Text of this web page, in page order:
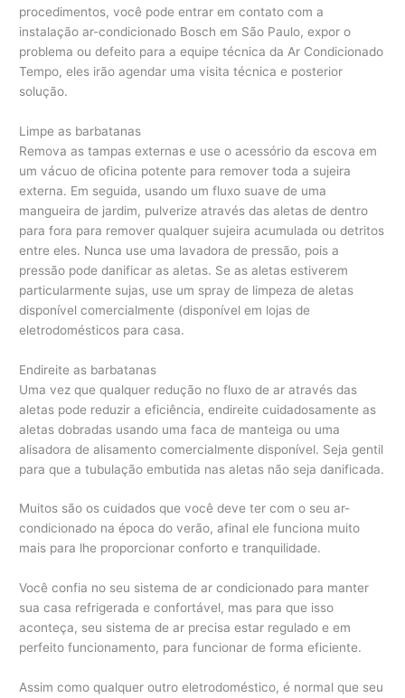
procedimentos, você pode entrar em contato com a
instalação ar-condicionado Bosch em São Paulo, expor o
problema ou defeito para a equipe técnica da Ar Condicionado
Tempo, eles irão agendar uma visita técnica e posterior
solução.
Limpe as barbatanas
Remova as tampas externas e use o acessório da escova em
um vácuo de oficina potente para remover toda a sujeira
externa. Em seguida, usando um fluxo suave de uma
mangueira de jardim, pulverize através das aletas de dentro
para fora para remover qualquer sujeira acumulada ou detritos
entre eles. Nunca use uma lavadora de pressão, pois a
pressão pode danificar as aletas. Se as aletas estiverem
particularmente sujas, use um spray de limpeza de aletas
disponível comercialmente (disponível em lojas de
eletrodomésticos para casa.
Endireite as barbatanas
Uma vez que qualquer redução no fluxo de ar através das
aletas pode reduzir a eficiência, endireite cuidadosamente as
aletas dobradas usando uma faca de manteiga ou uma
alisadora de alisamento comercialmente disponível. Seja gentil
para que a tubulação embutida nas aletas não seja danificada.
Muitos são os cuidados que você deve ter com o seu ar-
condicionado na época do verão, afinal ele funciona muito
mais para lhe proporcionar conforto e tranquilidade.
Você confia no seu sistema de ar condicionado para manter
sua casa refrigerada e confortável, mas para que isso
aconteça, seu sistema de ar precisa estar regulado e em
perfeito funcionamento, para funcionar de forma eficiente.
Assim como qualquer outro eletrodoméstico, é normal que seu